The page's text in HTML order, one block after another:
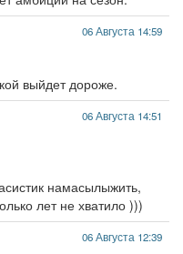
06 Августа 14:59
выйдет дороже.
06 Августа 14:51
намасылыжить,
лет не хватило )))
06 Августа 12:39